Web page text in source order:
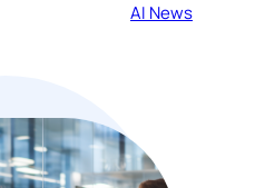
AI News